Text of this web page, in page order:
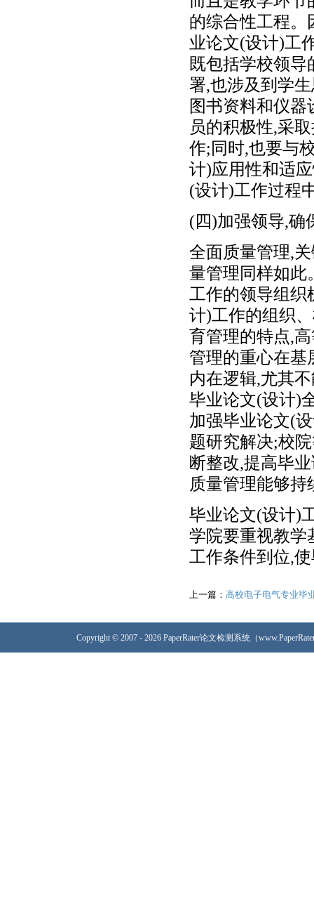
的综合性工程。
业论文(设计)工
既包括学校领
署,也涉及到学
图书资料和仪
员的积极性,采
作;同时,也要与
计)应用性和适
(设计)工作过程
(四)加强领导,确
全面质量管理,
量管理同样如此
工作的领导组织
计)工作的组织
育管理的特点,
管理的重心在基
内在逻辑,尤其
毕业论文(设计)
加强毕业论文(
题研究解决;校
断整改,提高毕
质量管理能够持
毕业论文(设计)
学院要重视教学
工作条件到位,
上一篇： 高校电子电气专业毕
Copyright © 2007 - 2026 PaperRater论文检测系统（